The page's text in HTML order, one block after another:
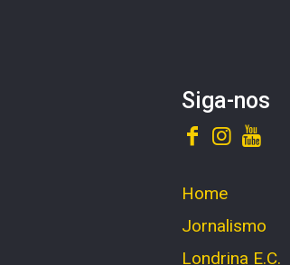
Siga-nos
Home
Jornalismo
Londrina E.C.